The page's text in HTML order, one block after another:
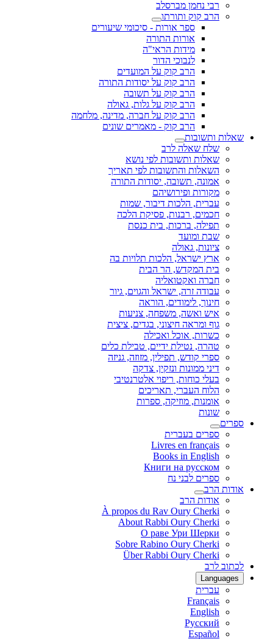
רבי נחמן מברסלב
הרב קוק ותורתו
ספר אורות - סיכומי שיעורים
אורות התורה
מידות הראי"ה
לנבוכי הדור
הרב קוק על המועדים
הרב קוק על יסודות התורה
הרב קוק על תשובה
הרב קוק על גלות, גאולה
הרב קוק על חברה, מדינה, מלחמה
הרב קוק - מאמרים שונים
שאלות ותשובות
שלח שאלה לרב
שאלות ותשובות לפי נושא
השאלות והתשובות לפי תאריך
אמונה, תשובה, יסודות התורה
מקורות ופירושיהם
עברית, הלכות דיבור, שמות
חכמים, רבנות, פסיקת הלכה
תפילה, ברכות, בית כנסת
שבת ומועד
ציונות, גאולה
ארץ ישראל, הלכות תלויות בה
בית המקדש, הר הבית
חברה ואקטואליה
עבודה זרה, ישראל והגוים, גיור
חינוך, לימודים, הוראה
איש ואשה, משפחה, צניעות
גוף ומראה חיצוני, בגדים, ציצית
כשרות, אוכל ואכילה
טהרה, נטילת ידיים, טבילת כלים
ספרי קודש, תפילין, מזוזה, גניזה
דיני ממונות ונזקין, צדקה
בעלי כוחות, ריפוי אלטרנטיבי
הלוח העברי, תאריכים
אומנות, מוזיקה, ספרות
שונות
ספרים
ספרים בעברית
Livres en français
Books in English
Книги на русском
ספרים לבני נח
אודות הרב
אודות הרב
À propos du Rav Oury Cherki
About Rabbi Oury Cherki
О раве Ури Шерки
Sobre Rabino Oury Cherki
Über Rabbi Oury Cherki
לכתוב לרב
Languages
עברית
Français
English
Русский
Español